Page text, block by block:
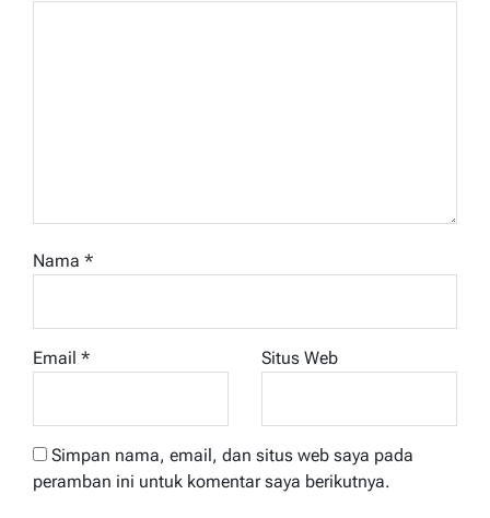
Nama *
Email * Situs Web
Simpan nama, email, dan situs web saya pada
peramban ini untuk komentar saya berikutnya.